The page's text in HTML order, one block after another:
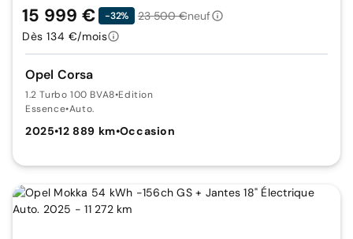
Opel Corsa
1.2 Turbo 100 BVA8•Edition
Essence•Auto.
2025•12 889 km•Occasion
15 999 € -32% 23 500 €neuf
Dès 134 €/mois